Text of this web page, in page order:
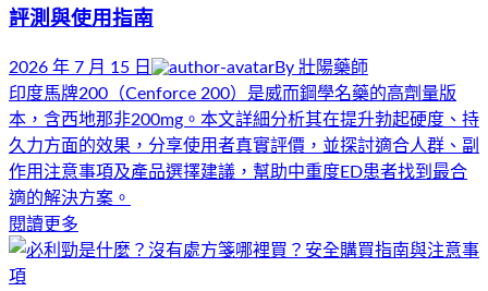
評測與使用指南
2026 年 7 月 15 日 By 壯陽藥師
印度馬牌200（Cenforce 200）是威而鋼學名藥的高劑量版
本，含西地那非200mg。本文詳細分析其在提升勃起硬度、持
久力方面的效果，分享使用者真實評價，並探討適合人群、副
作用注意事項及產品選擇建議，幫助中重度ED患者找到最合
適的解決方案。
閱讀更多